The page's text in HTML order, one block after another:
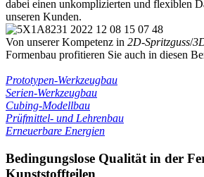
dabei einen unkomplizierten und flexiblen
unseren Kunden.
Von unserer Kompetenz in 2D-Spritzguss/
Formenbau profitieren Sie auch in diesen
Prototypen-Werkzeugbau
Serien-Werkzeugbau
Cubing-Modellbau
Prüfmittel- und Lehrenbau
Erneuerbare Energien
Bedingungslose Qualität in der
Kunststoffteilen